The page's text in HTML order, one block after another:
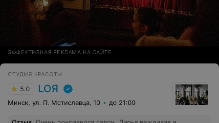
ЭФФЕКТИВНАЯ РЕКЛАМА НА САЙТЕ
СТУДИЯ КРАСОТЫ
5.0 LOЯ
Минск, ул. П. Мстиславца, 10 до 21:00